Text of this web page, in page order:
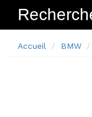
Accueil BMW